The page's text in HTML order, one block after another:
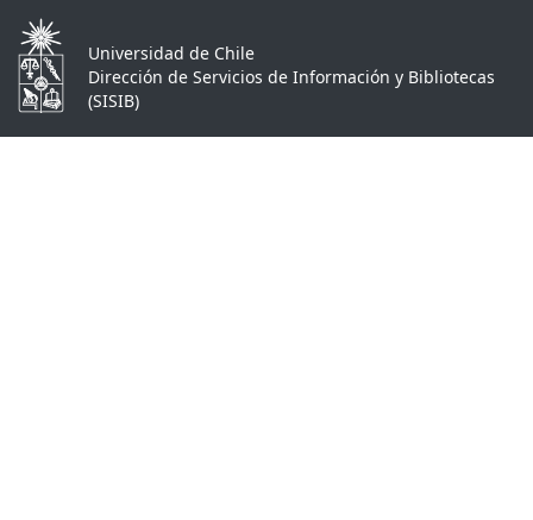
Universidad de Chile
Dirección de Servicios de Información y Bibliotecas
(SISIB)